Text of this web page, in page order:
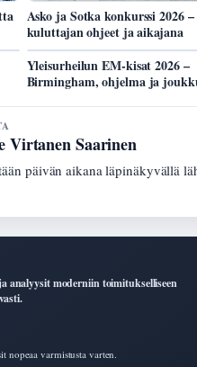
Asko ja Sotka konkurssi 2026 –
kuluttajan ohjeet ja aikajana
Yleisurheilun EM-kisat 2026 –
Birmingham, ohjelma ja
Virtanen Saarinen
päivän aikana läpinäkyvällä
analyysit moderniin toimitukselliseen
nopeaa varmistusta varten.